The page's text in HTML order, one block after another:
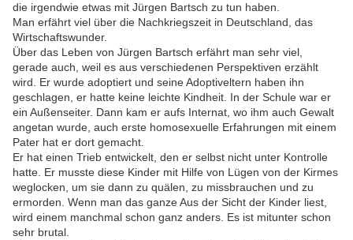
die irgendwie etwas mit Jürgen Bartsch zu tun haben.
Man erfährt viel über die Nachkriegszeit in Deutschland, das
Wirtschaftswunder.
Über das Leben von Jürgen Bartsch erfährt man sehr viel,
gerade auch, weil es aus verschiedenen Perspektiven erzählt
wird. Er wurde adoptiert und seine Adoptiveltern haben ihn
geschlagen, er hatte keine leichte Kindheit. In der Schule war er
ein Außenseiter. Dann kam er aufs Internat, wo ihm auch Gewalt
angetan wurde, auch erste homosexuelle Erfahrungen mit einem
Pater hat er dort gemacht.
Er hat einen Trieb entwickelt, den er selbst nicht unter Kontrolle
hatte. Er musste diese Kinder mit Hilfe von Lügen von der Kirmes
weglocken, um sie dann zu quälen, zu missbrauchen und zu
ermorden. Wenn man das ganze Aus der Sicht der Kinder liest,
wird einem manchmal schon ganz anders. Es ist mitunter schon
sehr brutal.